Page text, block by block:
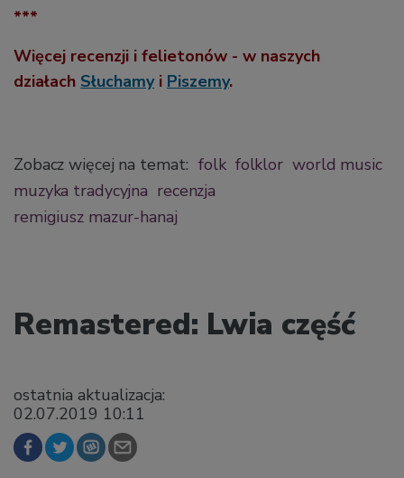
***
Więcej recenzji i felietonów - w naszych
działach Słuchamy i Piszemy.
Zobacz więcej na temat: folk folklor world music
muzyka tradycyjna recenzja
remigiusz mazur-hanaj
Remastered: Lwia część
ostatnia aktualizacja:
02.07.2019 10:11